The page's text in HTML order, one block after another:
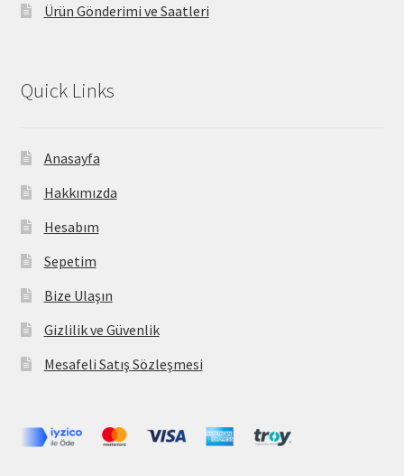
Ürün Gönderimi ve Saatleri
Quick Links
Anasayfa
Hakkımızda
Hesabım
Sepetim
Bize Ulaşın
Gizlilik ve Güvenlik
Mesafeli Satış Sözleşmesi